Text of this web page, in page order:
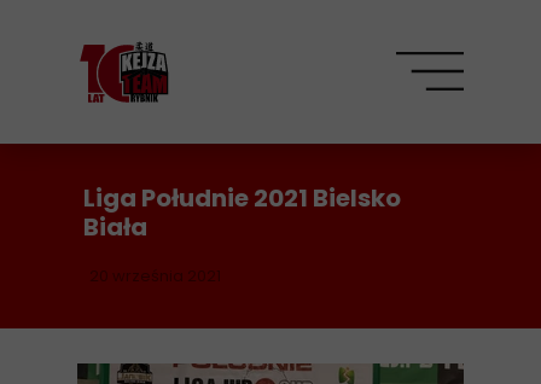
20 września 2021
Liga Południe 2021 Bielsko
Biała